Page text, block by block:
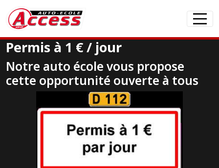
Panneau de gestion des cookies articles
Permis à 1 € / jour
Notre auto école vous propose
cette opportunité ouverte à tous